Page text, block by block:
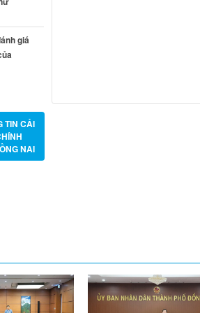
giá
TIN CẢI
NAI